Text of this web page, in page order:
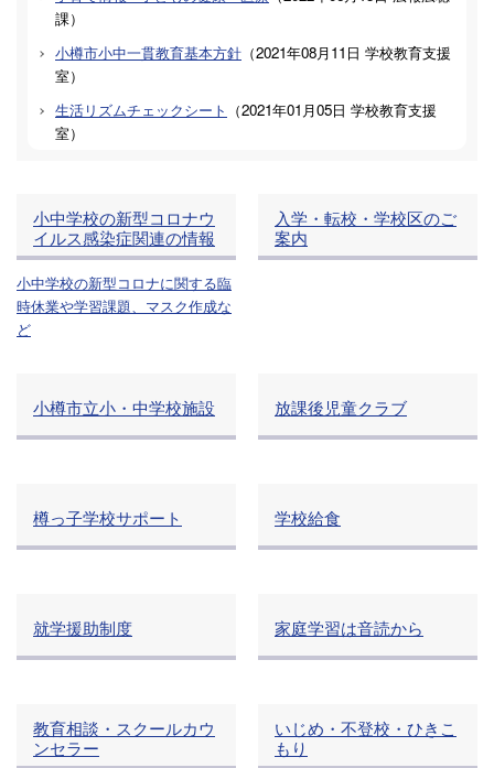
課）
小樽市小中一貫教育基本方針 （2021年08月11日 学校教育支援
室）
生活リズムチェックシート （2021年01月05日 学校教育支援
室）
小中学校の新型コロナウ
イルス感染症関連の情報
小中学校の新型コロナに関する臨
時休業や学習課題、マスク作成な
ど
入学・転校・学校区のご
案内
小樽市立小・中学校施設 放課後児童クラブ
樽っ子学校サポート 学校給食
就学援助制度 家庭学習は音読から
教育相談・スクールカウ
ンセラー
いじめ・不登校・ひきこ
もり